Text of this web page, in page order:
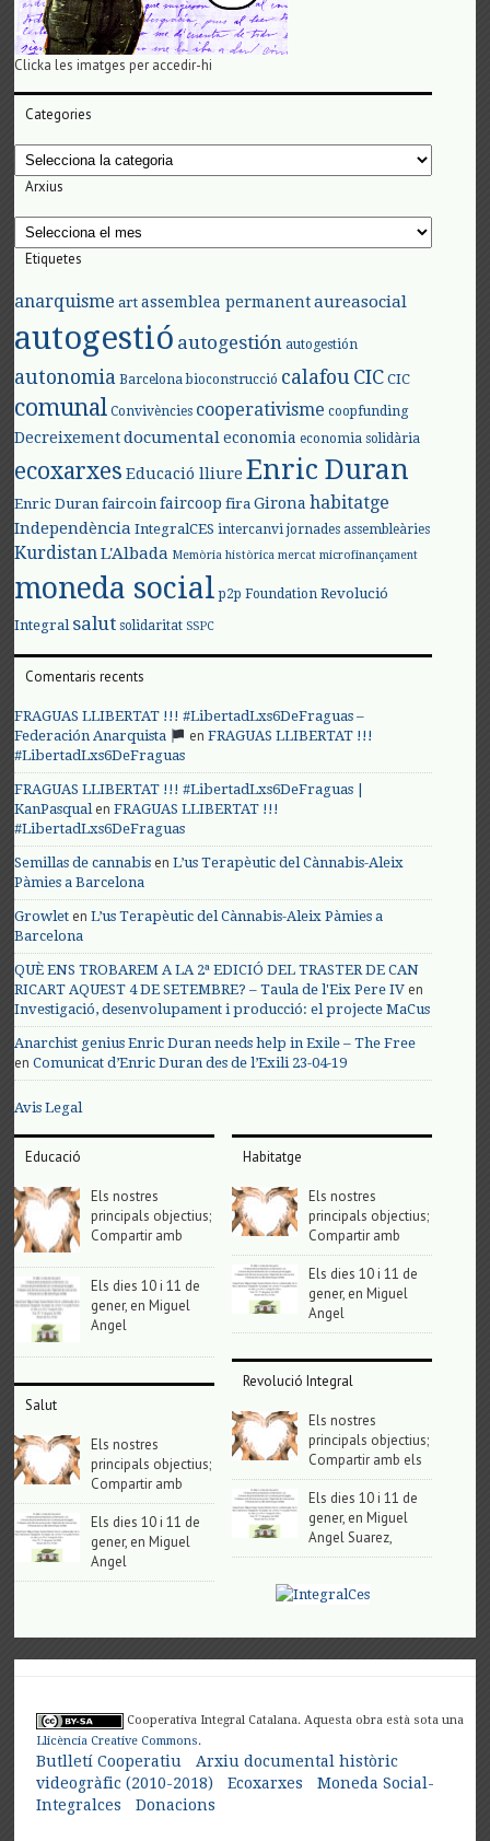
Clicka les imatges per accedir-hi
Categories
Categories
Arxius
Arxius
Etiquetes
anarquisme art assemblea permanent aureasocial
autogestió autogestión autogestión
autonomia Barcelona bioconstrucció calafouCIC CIC
comunal Convivències cooperativisme coopfunding
Decreixement documental economia economia solidària
ecoxarxes Educació lliure Enric Duran
Enric Duran faircoin faircoop fira Girona habitatge
Independència IntegralCES intercanvi jornades assembleàries
KurdistanL'Albada Memòria històrica mercat microfinançament
moneda social p2p Foundation Revolució
Integral salut solidaritat SSPC
Comentaris recents
FRAGUAS LLIBERTAT !!! #LibertadLxs6DeFraguas –
Federación Anarquista
enFRAGUAS LLIBERTAT !!!
#LibertadLxs6DeFraguas
FRAGUAS LLIBERTAT !!! #LibertadLxs6DeFraguas |
KanPasqualenFRAGUAS LLIBERTAT !!!
#LibertadLxs6DeFraguas
Semillas de cannabis enL’us Terapèutic del Cànnabis-Aleix
Pàmies a Barcelona
Growlet enL’us Terapèutic del Cànnabis-Aleix Pàmies a
Barcelona
QUÈ ENS TROBAREM A LA 2ª EDICIÓ DEL TRASTER DE CAN
RICART AQUEST 4 DE SETEMBRE? – Taula de l'Eix Pere IV en
Investigació, desenvolupament i producció: el projecte MaCus
Anarchist genius Enric Duran needs help in Exile – The Free
enComunicat d’Enric Duran des de l’Exili 23-04-19
Avis Legal
Educació
Els nostres
principals objectius;
Compartir amb
Els dies 10 i 11 de
gener, en Miguel
Angel
Salut
Els nostres
principals objectius;
Compartir amb
Els dies 10 i 11 de
gener, en Miguel
Angel
Habitatge
Els nostres
principals objectius;
Compartir amb
Els dies 10 i 11 de
gener, en Miguel
Angel
Revolució Integral
Els nostres
principals objectius;
Compartir amb els
Els dies 10 i 11 de
gener, en Miguel
Angel Suarez,
Cooperativa Integral Catalana. Aquesta obra està sota una
Llicència Creative Commons.
Butlletí Cooperatiu
Arxiu documental històric
videogràfic (2010-2018)
Ecoxarxes
Moneda Social-
Integralces
Donacions